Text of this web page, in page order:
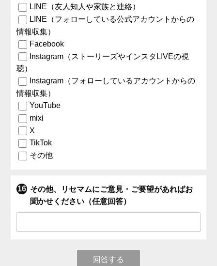
LINE（友人知人や家族と連絡）
LINE（フォローしている公式アカウントからの
情報収集）
Facebook
Instagram（ストーリーズやインスタLIVEの視
聴）
Instagram（フォローしているアカウントからの
情報収集）
YouTube
mixi
X
TikTok
その他
その他、リセマムにご意見・ご要望があればお
聞かせください（任意回答）
回答する